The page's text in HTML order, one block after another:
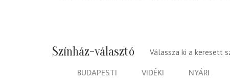
Színház-választó Válassza ki a keresett
BUDAPESTI VIDÉKI NYÁRI